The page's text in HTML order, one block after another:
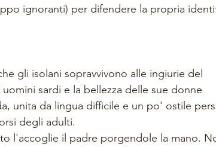
ignoranti) per difendere la propria
gli isolani sopravvivono alle ingiurie del
sardi e la bellezza delle sue donne
unita da lingua difficile e un po' ostile
degli adulti.
l'accoglie il padre porgendole la mano.